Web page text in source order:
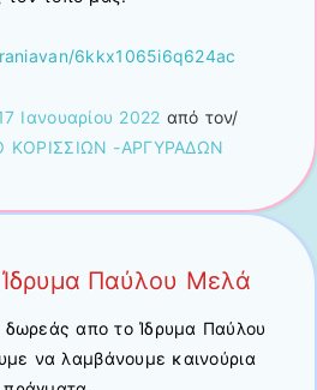
6kkx1065i6q624ac
Ιανουαρίου 2022 από τον/
ΚΟΡΙΣΣΙΩΝ -ΑΡΓΥΡΑΔΩΝ
Παύλου Μελά
δωρεάς απο το Ίδρυμα Παύλου
να λαμβάνουμε καινούρια